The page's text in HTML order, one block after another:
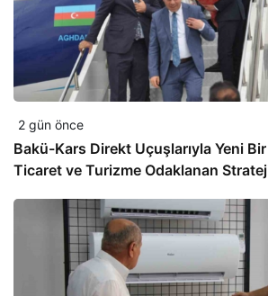
2 gün önce
Bakü-Kars Direkt Uçuşlarıyla Yeni
Ticaret ve Turizme Odaklanan